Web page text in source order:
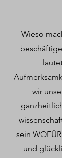
Wieso
wir
sein
und